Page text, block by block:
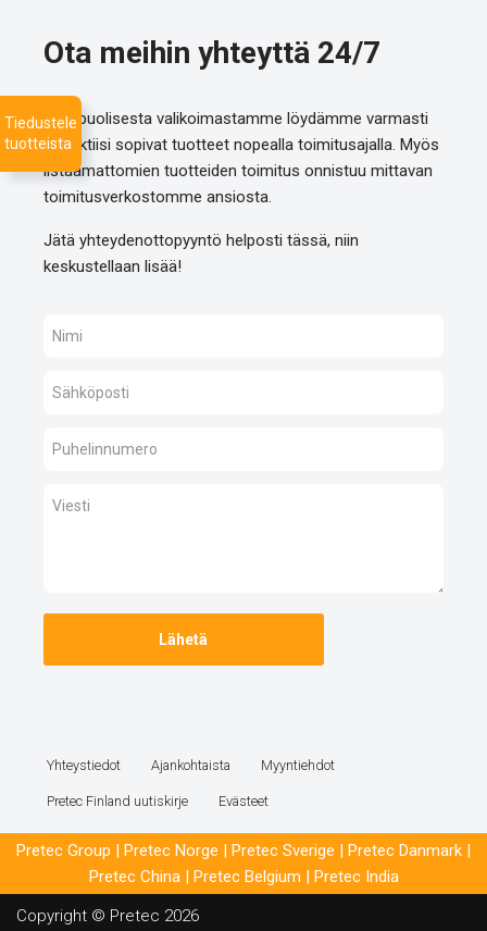
Ota meihin yhteyttä 24/7
Monipuolisesta valikoimastamme löydämme varmasti
projektiisi sopivat tuotteet nopealla toimitusajalla. Myös
listaamattomien tuotteiden toimitus onnistuu mittavan
toimitusverkostomme ansiosta.
Jätä yhteydenottopyyntö helposti tässä, niin
keskustellaan lisää!
Tiedustele
tuotteista
Yhteystiedot Ajankohtaista Myyntiehdot
Pretec Finland uutiskirje Evästeet
Pretec Group | Pretec Norge | Pretec Sverige | Pretec Danmark |
Pretec China| Pretec Belgium | Pretec India
Copyright © Pretec 2026